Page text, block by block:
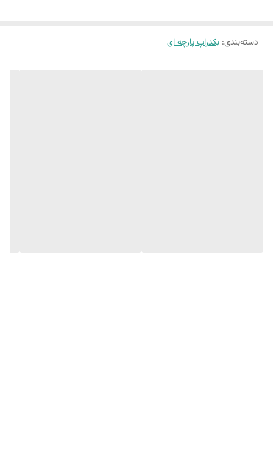
10 الی 15 درصد تفاوت در چاپ وجود دارد
دسته‌بندی: بکدراپ پارچه ای